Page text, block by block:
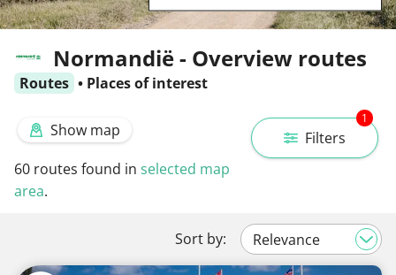
Normandië - Overview routes
Routes • Places of interest
Filters
1
Show map
60 routes found in selected map
area.
Sort by: